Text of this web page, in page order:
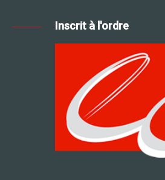
Inscrit à l'ordre